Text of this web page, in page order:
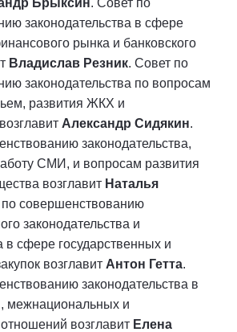
законодательства в сфере
рынка и банковского
Владислав Резник. Совет по
законодательства по вопросам
развития ЖКХ и
Александр Сидякин.
законодательства,
СМИ, и вопросам развития
возглавит Наталья
по совершенствованию
законодательства и
в сфере государственных и
возглавит Антон Гетта.
законодательства в
межнациональных и
возглавит Елена